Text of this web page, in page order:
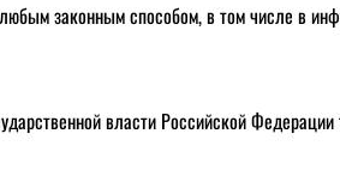
законным способом, в том числе в
власти Российской